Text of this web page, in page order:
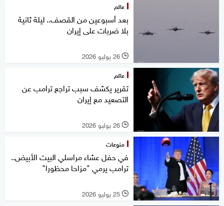
عالم
بعد أسبوعين من القصف.. ليلة ثانية
بلا ضربات على إيران
l 26 يوليو 2026
عالم
تقرير يكشف سبب تراجع ترامب عن
التصعيد مع إيران
l 26 يوليو 2026
منوعات
في حفل عشاء مراسلي البيت الأبيض..
ترامب يرمي "مزاحا محظورا"
l 25 يوليو 2026